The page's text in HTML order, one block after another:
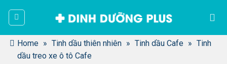
dung Home » Tinh dầu thiên nhiên » Tinh dầu Cafe » Tinh
dầu treo xe ô tô Cafe